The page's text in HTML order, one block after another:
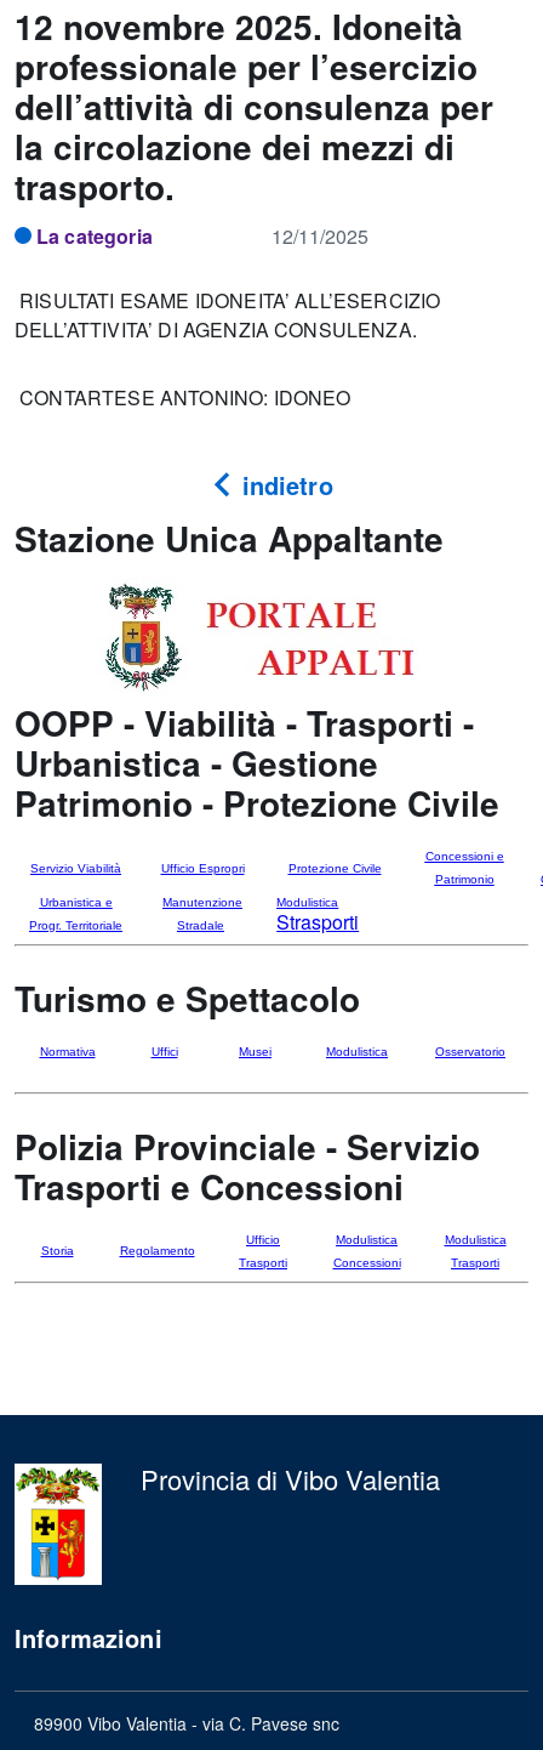
12 novembre 2025. Idoneità
professionale per l’esercizio
dell’attività di consulenza per
la circolazione dei mezzi di
trasporto.
La categoria 12/11/2025
RISULTATI ESAME IDONEITA’ ALL’ESERCIZIO
DELL’ATTIVITA’ DI AGENZIA CONSULENZA.
CONTARTESE ANTONINO: IDONEO
indietro
Stazione Unica Appaltante
OOPP - Viabilità - Trasporti -
Urbanistica - Gestione
Patrimonio - Protezione Civile
Servizio Viabilità Ufficio Espropri Protezione Civile
Concessioni e
Patrimonio
Urbanistica e
Progr. Territoriale
Manutenzione
Stradale
Modulistica
Strasporti
Turismo e Spettacolo
Normativa Uffici Musei Modulistica Osservatorio
Polizia Provinciale - Servizio
Trasporti e Concessioni
Storia Regolamento
Ufficio
Trasporti
Modulistica
Concessioni
Modulistica
Trasporti
Provincia di Vibo Valentia
Informazioni
89900 Vibo Valentia - via C. Pavese snc